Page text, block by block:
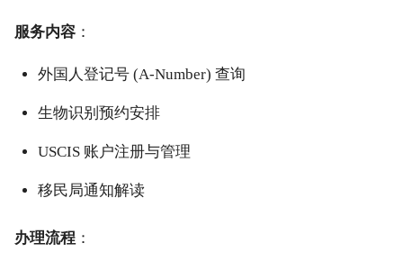
服务内容 ：
外国人登记号 (A-Number) 查询
生物识别预约安排
USCIS 账户注册与管理
移民局通知解读
办理流程 ：